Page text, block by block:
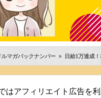
ルマガバックナンバー » 日給1万達成
はアフィリエイト広告を